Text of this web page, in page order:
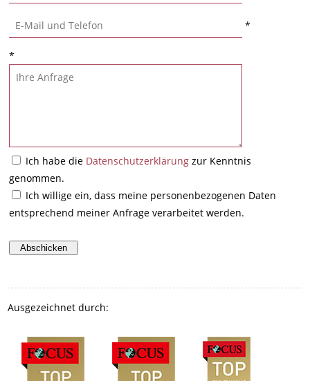
*
*
Ich habe die Datenschutzerklärung zur Kenntnis
genommen.
Ich willige ein, dass meine personenbezogenen Daten
entsprechend meiner Anfrage verarbeitet werden.
Ausgezeichnet durch: